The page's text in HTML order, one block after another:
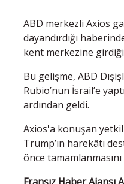
ABD merkezli Axios
dayandırdığı
kent merkezine
Bu gelişme, ABD
Rubio’nun İsrail’e
ardından geldi.
Axios'a konuşan
Trump’ın harekâtı
önce